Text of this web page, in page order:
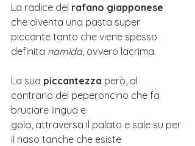
La radice del rafano giapponese
che diventa una pasta super
piccante tanto che viene spesso
definita namida, ovvero lacrima.
La sua piccantezza però, al
contrario del peperoncino che fa
bruciare lingua e
gola, attraversa il palato e sale su per
il naso tanche che esiste